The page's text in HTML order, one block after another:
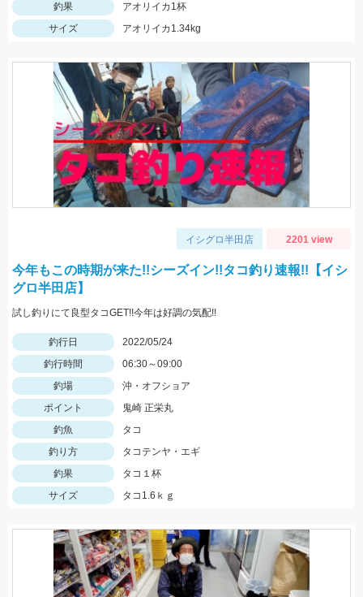
釣果
アオリイカ1杯
サイズ
アオリイカ1.34kg
イシグロ半田店 2201 view
今年もこの時期が来た!!シーズイン!!タコ釣り速報!!【イシ
グロ半田店】
試し釣りにて良型タコGET!!今年は好調の気配!!
釣行日
2022/05/24
釣行時間
06:30～09:00
釣場
沖・オフショア
ポイント
鬼崎 正栄丸
釣魚
タコ
釣り方
タコテンヤ・エギ
釣果
タコ１杯
サイズ
タコ1.6ｋｇ